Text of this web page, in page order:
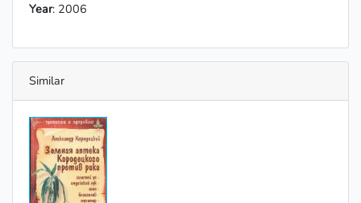
Year: 2006
Similar